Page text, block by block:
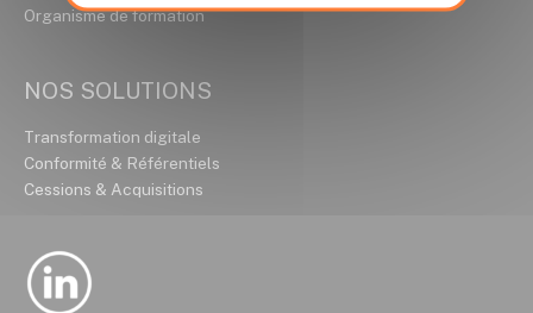
Organisme de formation
NOS SOLUTIONS
Transformation digitale
Conformité & Référentiels
Cessions & Acquisitions